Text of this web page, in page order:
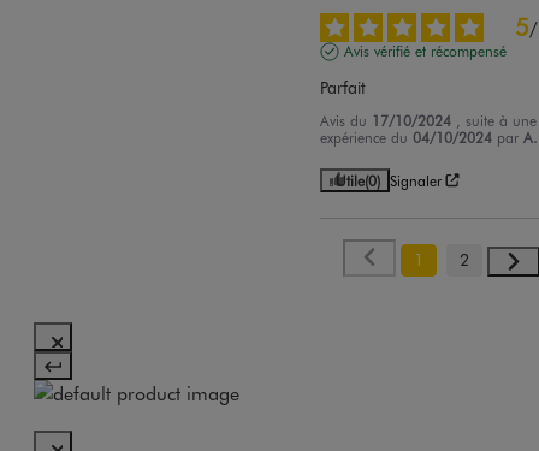
5/
Avis vérifié et récompensé
Parfait
Avis du 17/10/2024
, suite à une
expérience du04/10/2024 par
Utile(0) Signaler
1 2